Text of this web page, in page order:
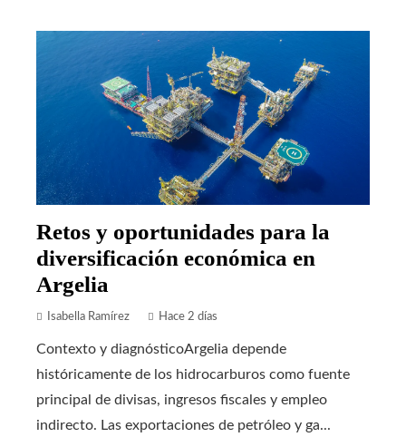
Retos y oportunidades para la
diversificación económica en
Argelia
Isabella Ramírez Hace 2 días
Contexto y diagnósticoArgelia depende
históricamente de los hidrocarburos como fuente
principal de divisas, ingresos fiscales y empleo
indirecto. Las exportaciones de petróleo y ga...